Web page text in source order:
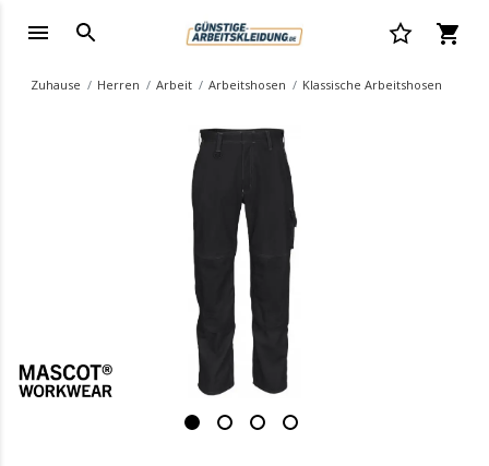
Zuhause Herren Arbeit Arbeitshosen Klassische Arbeitshosen